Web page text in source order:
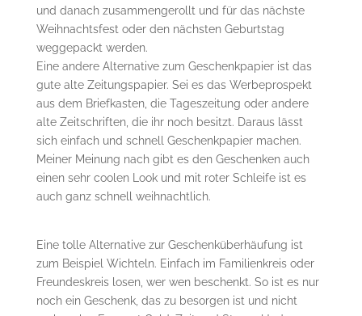
und danach zusammengerollt und für das nächste
Weihnachtsfest oder den nächsten Geburtstag
weggepackt werden.
Eine andere Alternative zum Geschenkpapier ist das
gute alte Zeitungspapier. Sei es das Werbeprospekt
aus dem Briefkasten, die Tageszeitung oder andere
alte Zeitschriften, die ihr noch besitzt. Daraus lässt
sich einfach und schnell Geschenkpapier machen.
Meiner Meinung nach gibt es den Geschenken auch
einen sehr coolen Look und mit roter Schleife ist es
auch ganz schnell weihnachtlich.
Eine tolle Alternative zur Geschenküberhäufung ist
zum Beispiel Wichteln. Einfach im Familienkreis oder
Freundeskreis losen, wer wen beschenkt. So ist es nur
noch ein Geschenk, das zu besorgen ist und nicht